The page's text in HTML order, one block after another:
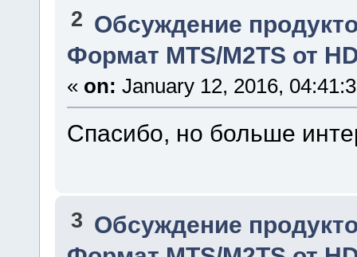
2 Обсуждение
Формат MTS/M2TS от
« on: January 12, 2016,
Спасибо, но больше
3 Обсуждение